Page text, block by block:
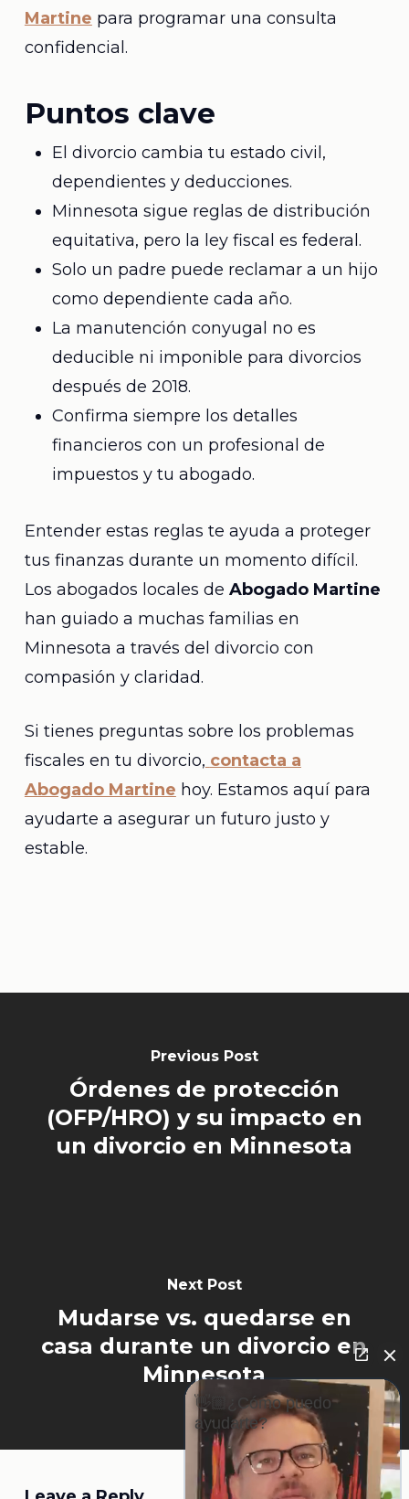
Martine para programar una consulta
confidencial.
Puntos clave
El divorcio cambia tu estado civil,
dependientes y deducciones.
Minnesota sigue reglas de distribución
equitativa, pero la ley fiscal es federal.
Solo un padre puede reclamar a un hijo
como dependiente cada año.
La manutención conyugal no es
deducible ni imponible para divorcios
después de 2018.
Confirma siempre los detalles
financieros con un profesional de
impuestos y tu abogado.
Entender estas reglas te ayuda a proteger
tus finanzas durante un momento difícil.
Los abogados locales de Abogado Martine
han guiado a muchas familias en
Minnesota a través del divorcio con
compasión y claridad.
Si tienes preguntas sobre los problemas
fiscales en tu divorcio, contacta a
Abogado Martine hoy. Estamos aquí para
ayudarte a asegurar un futuro justo y
estable.
Previous Post
Órdenes de protección
(OFP/HRO) y su impacto en
un divorcio en Minnesota
Next Post
Mudarse vs. quedarse en
casa durante un divorcio en
Minnesota
👋🏼¿Cómo puedo
ayudarte?